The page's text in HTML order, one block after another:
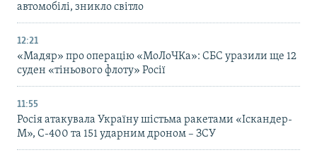
автомобілі, зникло світло
12:21
«Мадяр» про операцію «МоЛоЧКа»: СБС уразили ще 12
суден «тіньового флоту» Росії
11:55
Росія атакувала Україну шістьма ракетами «Іскандер-
М», С-400 та 151 ударним дроном – ЗСУ